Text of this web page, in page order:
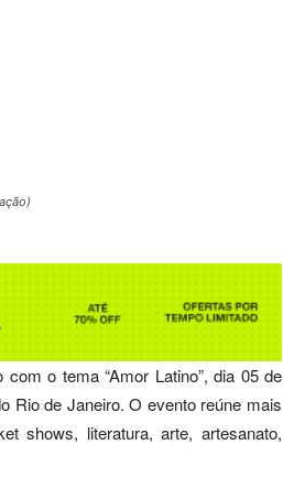
o tema “Amor Latino”, dia 05 de
Rio de Janeiro. O evento reúne mais
shows, literatura, arte, artesanato,